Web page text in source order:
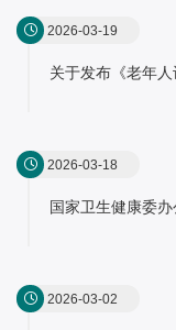
2026-03-19
关于发布《老年人
2026-03-18
国家卫生健康委
2026-03-02